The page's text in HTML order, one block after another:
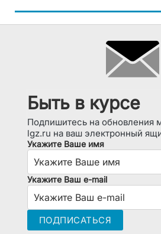
Быть в курсе
Подпишитесь на обновления
lgz.ru на ваш электронный
Укажите Ваше имя
Укажите Ваш e-mail